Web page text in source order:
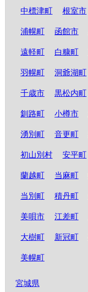
中標津町 根室市
浦幌町 函館市
遠軽町 白糠町
羽幌町 洞爺湖町
千歳市 黒松内町
釧路町 小樽市
湧別町 音更町
初山別村 安平町
蘭越町 当麻町
当別町 積丹町
美唄市 江差町
大樹町 新冠町
美幌町
宮城県